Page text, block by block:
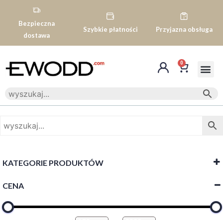
Bezpieczna
dostawa
Szybkie płatności Przyjazna obsługa
0
KATEGORIE PRODUKTÓW
CENA